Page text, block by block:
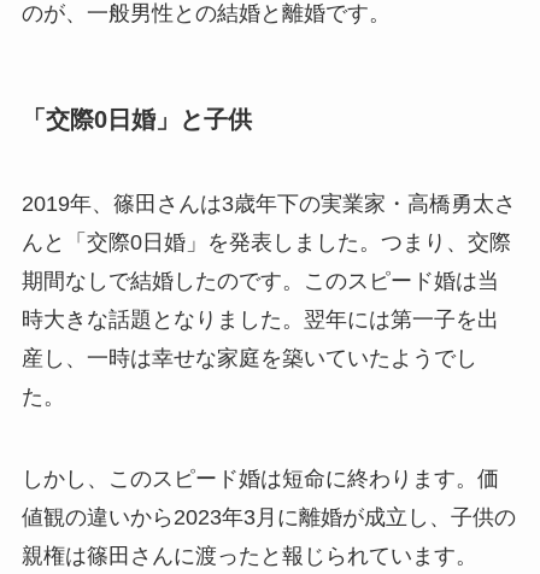
のが、一般男性との結婚と離婚です。
「交際0日婚」と子供
2019年、篠田さんは3歳年下の実業家・高橋勇太さ
んと「交際0日婚」を発表しました。つまり、交際
期間なしで結婚したのです。このスピード婚は当
時大きな話題となりました。翌年には第一子を出
産し、一時は幸せな家庭を築いていたようでし
た。
しかし、このスピード婚は短命に終わります。価
値観の違いから2023年3月に離婚が成立し、子供の
親権は篠田さんに渡ったと報じられています。